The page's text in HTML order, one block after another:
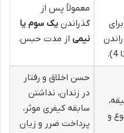
گذراندن
معمولاً پس از
گذراندن یک سوم یا
نیمی از مدت حبس.
و
حسن اخلاق و رفتار
در زندان، نداشتن
سابقه کیفری موثر،
پرداخت ضرر و زیان